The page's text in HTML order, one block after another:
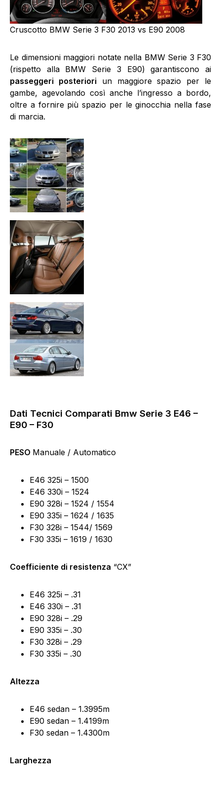
Cruscotto BMW Serie 3 F30 2013 vs E90 2008
Le dimensioni maggiori notate nella BMW Serie 3 F30
(rispetto alla BMW Serie 3 E90) garantiscono ai
passeggeri posteriori un maggiore spazio per le
gambe, agevolando così anche l’ingresso a bordo,
oltre a fornire più spazio per le ginocchia nella fase
di marcia.
Dati Tecnici Comparati Bmw Serie 3 E46 –
E90 – F30
PESO Manuale / Automatico
E46 325i – 1500
E46 330i – 1524
E90 328i – 1524 / 1554
E90 335i – 1624 / 1635
F30 328i – 1544/ 1569
F30 335i – 1619 / 1630
Coefficiente di resistenza “CX”
E46 325i – .31
E46 330i – .31
E90 328i – .29
E90 335i – .30
F30 328i – .29
F30 335i – .30
Altezza
E46 sedan – 1.3995m
E90 sedan – 1.4199m
F30 sedan – 1.4300m
Larghezza